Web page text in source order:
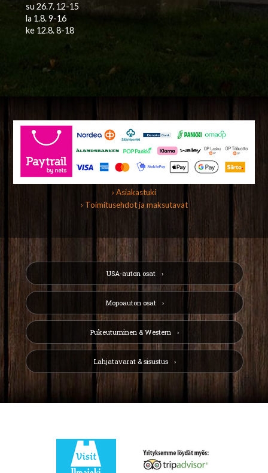
su 26.7. 12-15
la 1.8. 9-16
ke 12.8. 8-18
› Asiakastuki
› Toimitusehdot ja maksutavat
USA-auton osat
Mopoauton osat
Pukeutuminen & Western
Lahjatavarat & sisustus